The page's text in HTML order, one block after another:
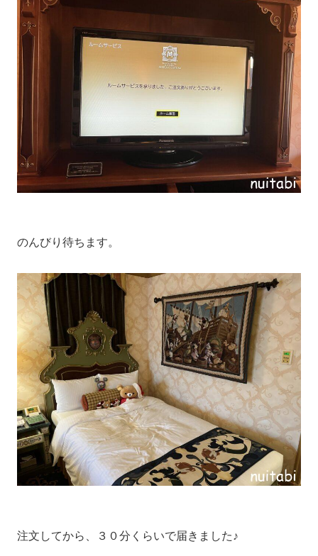
のんびり待ちます。
注文してから、３０分くらいで届きました♪